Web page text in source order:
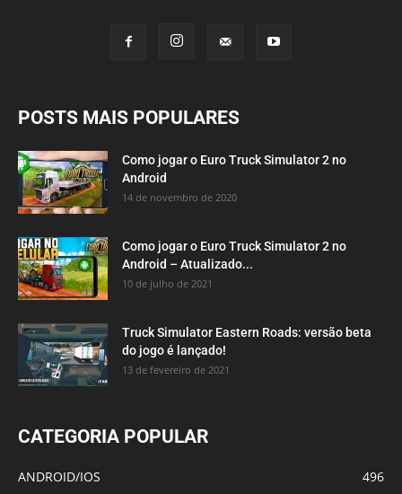
POSTS MAIS POPULARES
Como jogar o Euro Truck Simulator 2 no
Android
14 de novembro de 2020
Como jogar o Euro Truck Simulator 2 no
Android – Atualizado...
10 de julho de 2021
Truck Simulator Eastern Roads: versão beta
do jogo é lançado!
13 de fevereiro de 2021
CATEGORIA POPULAR
ANDROID/IOS 496